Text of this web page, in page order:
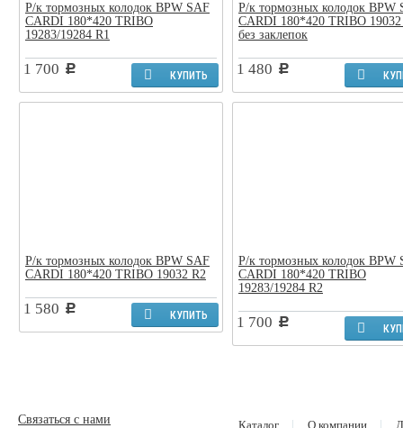
Р/к тормозных колодок BPW SAF
CARDI 180*420 TRIBO
19283/19284 R1
1 700 c
КУПИТЬ
Р/к тормозных колодок BPW
CARDI 180*420 TRIBO 19032
без заклепок
1 480 c
Р/к тормозных колодок BPW SAF
CARDI 180*420 TRIBO 19032 R2
1 580 c
КУПИТЬ
Р/к тормозных колодок BPW
CARDI 180*420 TRIBO
19283/19284 R2
1 700 c
Связаться с нами Каталог О компании